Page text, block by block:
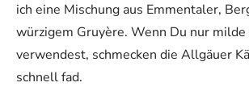
ich eine Mischung aus Emmentaler,
würzigem Gruyère. Wenn Du nur milde
verwendest, schmecken die Allgäuer
schnell fad.